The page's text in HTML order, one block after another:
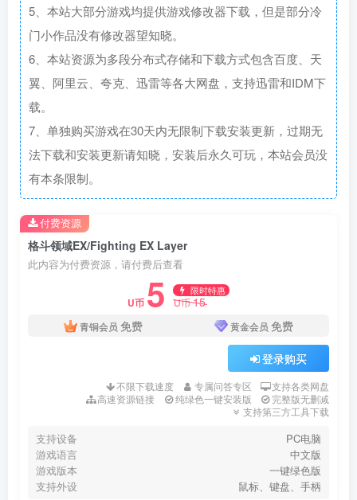
5、本站大部分游戏均提供游戏修改器下载，但是部分冷
门小作品没有修改器望知晓。
6、本站资源为多段分布式存储和下载方式包含百度、天
翼、阿里云、夸克、迅雷等各大网盘，支持迅雷和IDM下
载。
7、单独购买游戏在30天内无限制下载安装更新，过期无
法下载和安装更新请知晓，安装后永久可玩，本站会员没
有本条限制。
格斗领域EX/Fighting EX Layer
此内容为付费资源，请付费后查看
U币 5 限时特惠
U币15
青铜会员 免费 黄金会员 免费
登录购买
不限下载速度 专属问答专区
支持各类网盘
高速资源链接
纯绿色一键安装版
完整版无删减
支持第三方工具下载
支持设备
PC电脑
游戏语言
中文版
游戏版本
一键绿色版
支持外设
鼠标、键盘、手柄
付费资源